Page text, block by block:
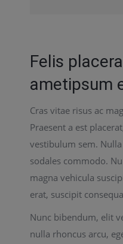
Felis
ametipsum
Cras vitae risus ac
Praesent a est
vestibulum sem.
sodales commodo.
magna vehicula
erat, suscipit
Nunc bibendum, elit
nulla rhoncus arcu,